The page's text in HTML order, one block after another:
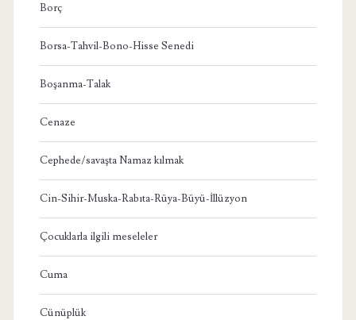
Borç
Borsa-Tahvil-Bono-Hisse Senedi
Boşanma-Talak
Cenaze
Cephede/savaşta Namaz kılmak
Cin-Sihir-Muska-Rabıta-Rüya-Büyü-İllüzyon
Çocuklarla ilgili meseleler
Cuma
Cünüplük